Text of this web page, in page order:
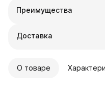
Преимущества
Оплата частями в
Удобный возврат
Доставка
О товаре